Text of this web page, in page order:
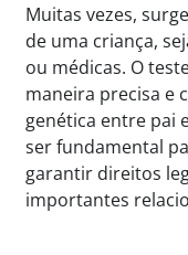
Muitas vezes,
de uma criança,
ou médicas. O
maneira precisa e
genética entre pai
ser fundamental
garantir direitos
importantes